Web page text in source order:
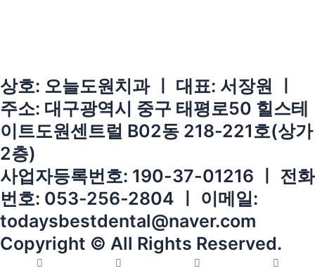
상호: 오늘도원치과 ㅣ 대표: 서장원 ㅣ
주소: 대구광역시 중구 태평로50 힐스테
이트도원센트럴 B02동 218-221호(상가
2층)
사업자등록번호: 190-37-01216 ㅣ 전화
번호: 053-256-2804 ㅣ 이메일:
todaysbestdental@naver.com
Copyright © All Rights Reserved.